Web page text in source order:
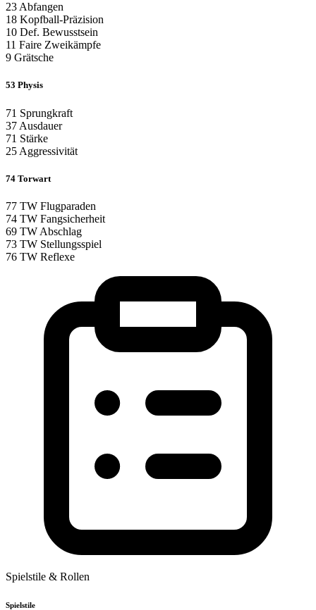
23 Abfangen
18 Kopfball-Präzision
10 Def. Bewusstsein
11 Faire Zweikämpfe
9 Grätsche
53 Physis
71 Sprungkraft
37 Ausdauer
71 Stärke
25 Aggressivität
74 Torwart
77 TW Flugparaden
74 TW Fangsicherheit
69 TW Abschlag
73 TW Stellungsspiel
76 TW Reflexe
Spielstile & Rollen
Spielstile